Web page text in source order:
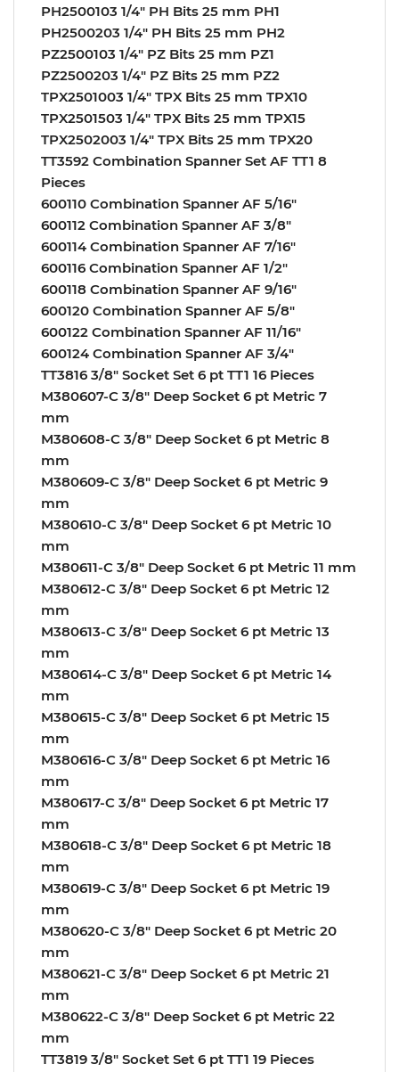
PH2500103 1/4″ PH Bits 25 mm PH1
PH2500203 1/4″ PH Bits 25 mm PH2
PZ2500103 1/4″ PZ Bits 25 mm PZ1
PZ2500203 1/4″ PZ Bits 25 mm PZ2
TPX2501003 1/4″ TPX Bits 25 mm TPX10
TPX2501503 1/4″ TPX Bits 25 mm TPX15
TPX2502003 1/4″ TPX Bits 25 mm TPX20
TT3592 Combination Spanner Set AF TT1 8
Pieces
600110 Combination Spanner AF 5/16″
600112 Combination Spanner AF 3/8″
600114 Combination Spanner AF 7/16″
600116 Combination Spanner AF 1/2″
600118 Combination Spanner AF 9/16″
600120 Combination Spanner AF 5/8″
600122 Combination Spanner AF 11/16″
600124 Combination Spanner AF 3/4″
TT3816 3/8″ Socket Set 6 pt TT1 16 Pieces
M380607-C 3/8″ Deep Socket 6 pt Metric 7
mm
M380608-C 3/8″ Deep Socket 6 pt Metric 8
mm
M380609-C 3/8″ Deep Socket 6 pt Metric 9
mm
M380610-C 3/8″ Deep Socket 6 pt Metric 10
mm
M380611-C 3/8″ Deep Socket 6 pt Metric 11 mm
M380612-C 3/8″ Deep Socket 6 pt Metric 12
mm
M380613-C 3/8″ Deep Socket 6 pt Metric 13
mm
M380614-C 3/8″ Deep Socket 6 pt Metric 14
mm
M380615-C 3/8″ Deep Socket 6 pt Metric 15
mm
M380616-C 3/8″ Deep Socket 6 pt Metric 16
mm
M380617-C 3/8″ Deep Socket 6 pt Metric 17
mm
M380618-C 3/8″ Deep Socket 6 pt Metric 18
mm
M380619-C 3/8″ Deep Socket 6 pt Metric 19
mm
M380620-C 3/8″ Deep Socket 6 pt Metric 20
mm
M380621-C 3/8″ Deep Socket 6 pt Metric 21
mm
M380622-C 3/8″ Deep Socket 6 pt Metric 22
mm
TT3819 3/8″ Socket Set 6 pt TT1 19 Pieces